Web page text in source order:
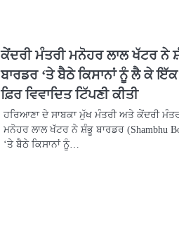
ਕੇਂਦਰੀ ਮੰਤਰੀ ਮਨੋਹਰ ਲਾਲ ਖੱਟਰ ਨੇ
ਬਾਰਡਰ ‘ਤੇ ਬੈਠੇ ਕਿਸਾਨਾਂ ਨੂੰ ਲੈ ਕੇ ਇੱਕ
ਫ਼ਿਰ ਵਿਵਾਦਿਤ ਟਿੱਪਣੀ ਕੀਤੀ
ਹਰਿਆਣਾ ਦੇ ਸਾਬਕਾ ਮੁੱਖ ਮੰਤਰੀ ਅਤੇ ਕੇਂਦਰੀ
ਮਨੋਹਰ ਲਾਲ ਖੱਟਰ ਨੇ ਸ਼ੰਭੂ ਬਾਰਡਰ (Shambhu
‘ਤੇ ਬੈਠੇ ਕਿਸਾਨਾਂ ਨੂੰ…